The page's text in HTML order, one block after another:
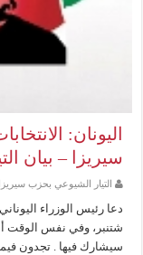
اليونان:
سيريزا – بيان
التيار الشيوعي بحزب
شتنبر، وفي نفس الوقت
سيشارك فيها . تجدون فيما